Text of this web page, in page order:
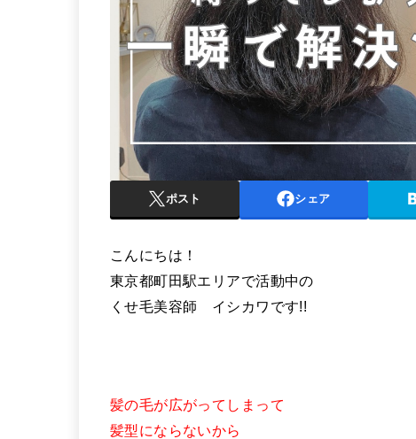
ポスト シェア
こんにちは！
東京都町田駅エリアで活動中の
くせ毛美容師 イシカワです!!
髪の毛が広がってしまって
髪型にならないから